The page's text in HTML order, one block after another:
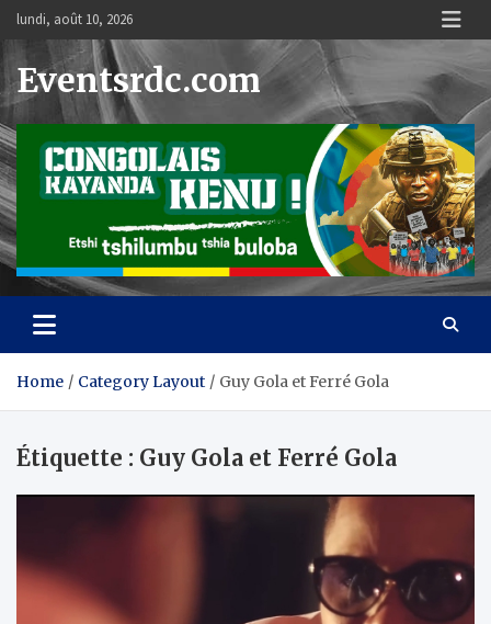
Skip
content
lundi, août 10, 2026
Eventsrdc.com
Home Category Layout Guy Gola et Ferré Gola
Étiquette : Guy Gola et Ferré Gola